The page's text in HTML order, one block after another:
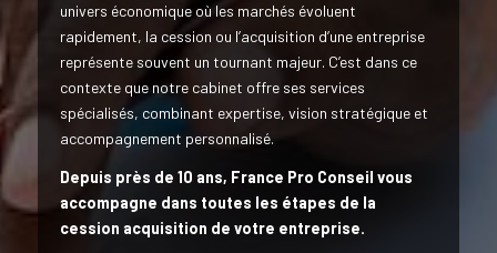
univers économique où les marchés évoluent
rapidement, la cession ou l’acquisition d’une entreprise
représente souvent un tournant majeur. C’est dans ce
contexte que notre cabinet offre ses services
spécialisés, combinant expertise, vision stratégique et
accompagnement personnalisé.
Depuis près de 10 ans, France Pro Conseil vous
accompagne dans toutes les étapes de la
cession acquisition de votre entreprise.